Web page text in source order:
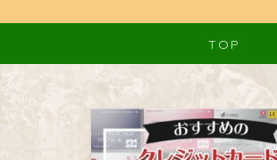
TOP